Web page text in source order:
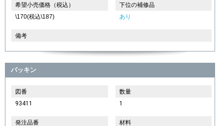
希望小売価格（税込）
\170(税込\187)
下位の補修品
あり
備考
パッキン
図番
93411
数量
1
発注品番
材料